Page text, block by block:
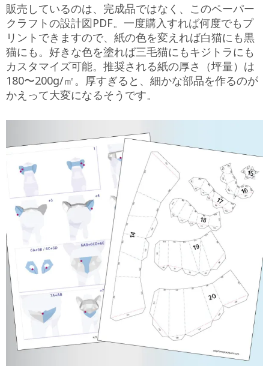
販売しているのは、完成品ではなく、このペーパー
クラフトの設計図PDF。一度購入すれば何度でもプ
リントできますので、紙の色を変えれば白猫にも黒
猫にも。好きな色を塗れば三毛猫にもキジトラにも
カスタマイズ可能。推奨される紙の厚さ（坪量）は
180〜200g/㎡。厚すぎると、細かな部品を作るのが
かえって大変になるそうです。